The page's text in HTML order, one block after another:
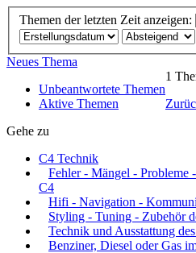
Themen der letzten Zeit anzeigen:
Neues Thema
Unbeantwortete Themen
Aktive Themen
1
Gehe zu
C4 Technik
Fehler - Mängel - Probleme
C4
Hifi - Navigation -
Styling - Tuning - Zubehör
Technik und Ausstattung
Benziner, Diesel oder Gas